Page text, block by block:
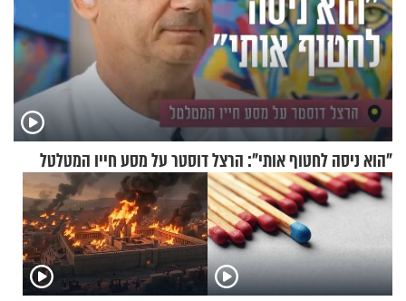
"הוא ניסה לחטוף אותי": הרצל דוסטר על מסע חייו המטלטל